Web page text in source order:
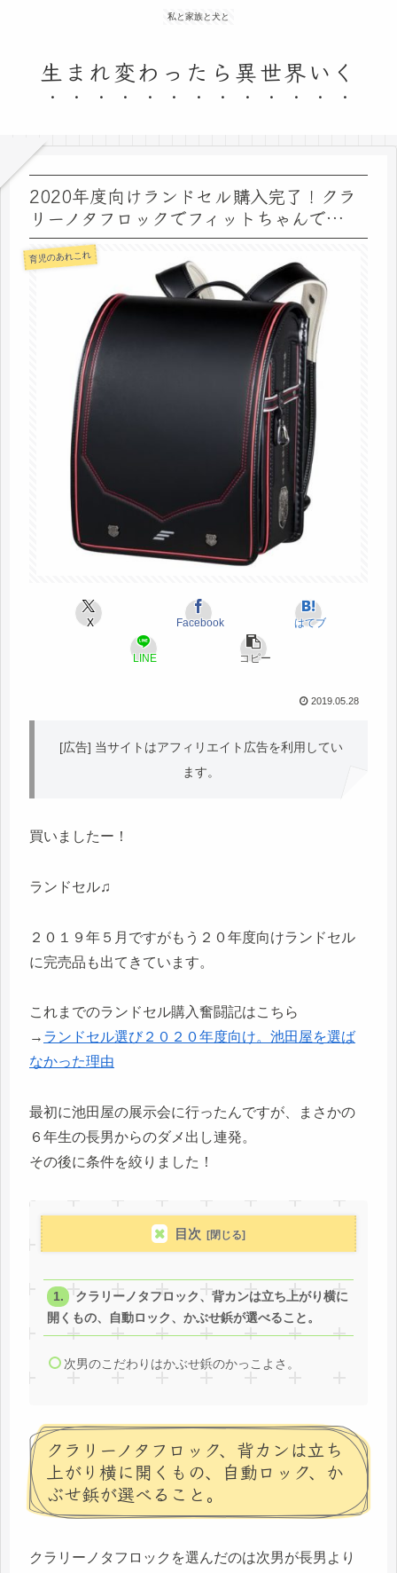
私と家族と犬と
生まれ変わったら異世界いく
2020年度向けランドセル購入完了！クラ
リーノタフロックでフィットちゃんで…
育児のあれこれ
X Facebook はてブ
LINE コピー
2019.05.28
[広告] 当サイトはアフィリエイト広告を利用してい
ます。
買いましたー！
ランドセル♫
２０１９年５月ですがもう２０年度向けランドセル
に完売品も出てきています。
これまでのランドセル購入奮闘記はこちら
→ ランドセル選び２０２０年度向け。池田屋を選ば
なかった理由
最初に池田屋の展示会に行ったんですが、まさかの
６年生の長男からのダメ出し連発。
その後に条件を絞りました！
目次
クラリーノタフロック、背カンは立ち上がり横に
開くもの、自動ロック、かぶせ鋲が選べること。
次男のこだわりはかぶせ鋲のかっこよさ。
クラリーノタフロック、背カンは立ち
上がり横に開くもの、自動ロック、か
ぶせ鋲が選べること。
クラリーノタフロックを選んだのは次男が長男より